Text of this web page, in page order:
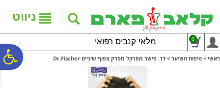
נגישות
אתר
המרכזי
ניווט
מלאי קנביס רפואי 0
ראשי > טיפוח השיער > דר. פישר מסרקל מסרק צפוף שיניים Dr.Fischer